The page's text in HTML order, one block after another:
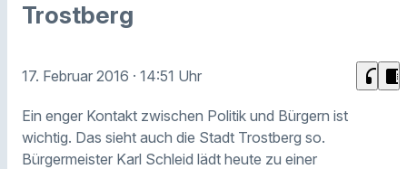
Trostberg
17. Februar 2016 · 14:51 Uhr headphones chrome_reader_mode
Ein enger Kontakt zwischen Politik und Bürgern ist
wichtig. Das sieht auch die Stadt Trostberg so.
Bürgermeister Karl Schleid lädt heute zu einer